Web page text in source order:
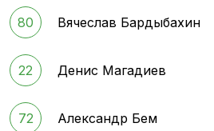
80 Вячеслав Бардыбахин
22 Денис Магадиев
72 Александр Бем